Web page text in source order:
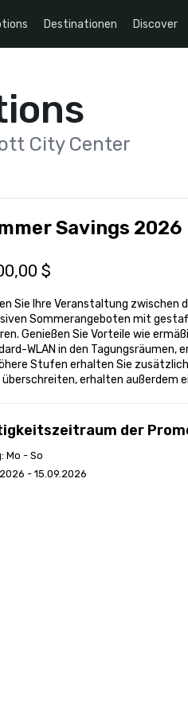
Destinationen Discover
City Center
Savings 2026
$
Sie Ihre Veranstaltung zwischen
Sommerangeboten mit
Genießen Sie Vorteile wie
WLAN in den
Stufen erhalten Sie
erhalten außerdem
der
Mo - So
- 15.09.2026